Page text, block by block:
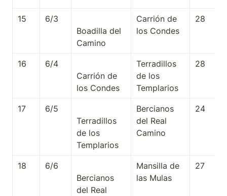
15
6/3
Boadilla del
Carrión de
los Condes
28
16
6/4
Carrión de
Terradillos
de los
Templarios
28
17
6/5
Terradillos
de los
Bercianos
del Real
Camino
24
18
6/6
Bercianos
del Real
Mansilla de
las Mulas
27